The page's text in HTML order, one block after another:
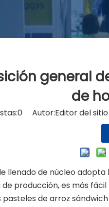
general
de
0 Autor:Editor del
llenado de núcleo
producción, es más
pasteles de arroz